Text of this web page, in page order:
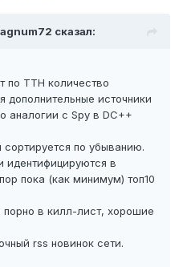
сказал:
по TTH количество
дополнительные источники
аналогии с Spy в DC++
по убыванию.
идентифицируются в
пока (как минимум) топ10
порно в килл-лист, хорошие
rss новинок сети.